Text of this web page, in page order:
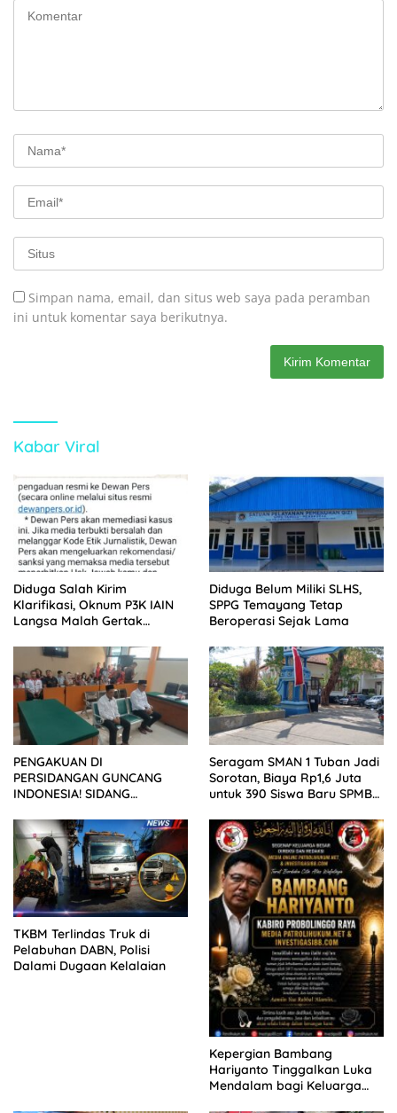
Simpan nama, email, dan situs web saya pada peramban
ini untuk komentar saya berikutnya.
Kabar Viral
Diduga Salah Kirim
Klarifikasi, Oknum P3K IAIN
Langsa Malah Gertak
Diduga Belum Miliki SLHS,
SPPG Temayang Tetap
Beroperasi Sejak Lama
PENGAKUAN DI
PERSIDANGAN GUNCANG
INDONESIA! SIDANG
KELUARGA KORBAN
MENGAMUK DI PN MALANG
Seragam SMAN 1 Tuban Jadi
Sorotan, Biaya Rp1,6 Juta
untuk 390 Siswa Baru SPMB
TKBM Terlindas Truk di
Pelabuhan DABN, Polisi
Dalami Dugaan Kelalaian
Kepergian Bambang
Hariyanto Tinggalkan Luka
Mendalam bagi Keluarga